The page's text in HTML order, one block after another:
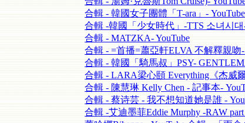
合輯 - 韓國女子團體「T-ara」- YouTube
合輯 -韓國「少女時代」-TTS 소녀시대
合輯 - MATZKA- YouTube
合輯 - =首播=蕭亞軒ELVA 不解釋親吻-
合輯 - 韓國「騎馬叔」PSY-
合輯 - LARA梁心頤 Everything《杰威
合輯 - 陳慧琳 Kelly Chen - 記事本-
合輯 - 蔡诗芸 - 我不想知道她是誰 -
合輯 -艾迪墨菲Eddie Murphy -RAW part